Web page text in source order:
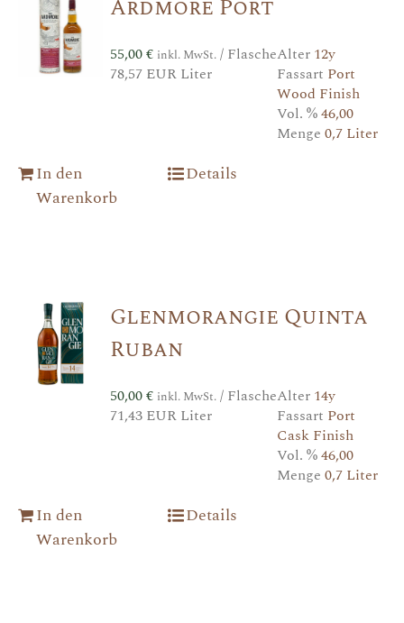
Ardmore Port
55,00€ inkl. MwSt./ Flasche
78,57 EUR Liter
Alter 12y
Fassart Port
Wood Finish
Vol. %46,00
Menge 0,7 Liter
In den
Warenkorb
Details
Glenmorangie Quinta
Ruban
50,00€ inkl. MwSt./ Flasche
71,43 EUR Liter
Alter 14y
Fassart Port
Cask Finish
Vol. %46,00
Menge 0,7 Liter
In den
Warenkorb
Details